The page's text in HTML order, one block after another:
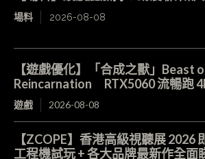
場料 2026-08-08
【遊戲優化】「合成之獸」Beast
Reincarnation RTX5060 流暢跑
遊戲 2026-08-08
【ZCOPE】香港高級視聽展 2026
工程機試玩 + 各大品牌最新作全面